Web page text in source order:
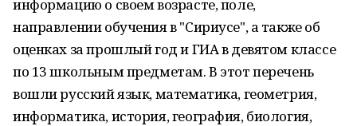
информацию о своем возрасте, поле,
направлении обучения в "Сириусе", а также об
оценках за прошлый год и ГИА в девятом классе
по 13 школьным предметам. В этот перечень
вошли русский язык, математика, геометрия,
информатика, история, география, биология,